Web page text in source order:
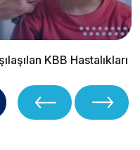
KBB Hastalıkları